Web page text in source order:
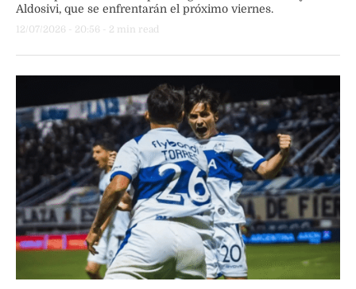
Aldosivi, que se enfrentarán el próximo viernes.
12/07/2026 - 20:56 - 2 min read